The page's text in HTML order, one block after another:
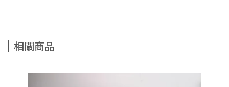
相關商品